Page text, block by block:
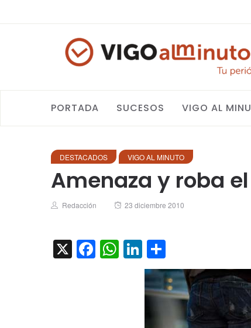
PORTADA SUCESOS VIGO AL
DESTACADOS VIGO AL MINUTO
Amenaza y roba
Author
Redacción
Posted
23 diciembre 2010
X Facebook
WhatsApp
LinkedIn